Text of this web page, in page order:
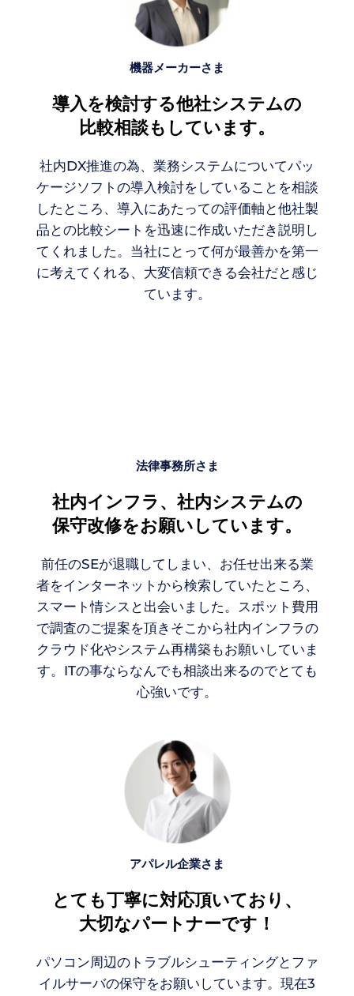
機器メーカーさま
導入を検討する他社システムの
比較相談もしています。
社内DX推進の為、業務システムについてパッ
ケージソフトの導入検討をしていることを相談
したところ、導入にあたっての評価軸と他社製
品との比較シートを迅速に作成いただき説明し
てくれました。当社にとって何が最善かを第一
に考えてくれる、大変信頼できる会社だと感じ
ています。
法律事務所さま
社内インフラ、社内システムの
保守改修をお願いしています。
前任のSEが退職してしまい、お任せ出来る業
者をインターネットから検索していたところ、
スマート情シスと出会いました。スポット費用
で調査のご提案を頂きそこから社内インフラの
クラウド化やシステム再構築もお願いしていま
す。ITの事ならなんでも相談出来るのでとても
心強いです。
アパレル企業さま
とても丁寧に対応頂いており、
大切なパートナーです！
パソコン周辺のトラブルシューティングとファ
イルサーバの保守をお願いしています。現在3